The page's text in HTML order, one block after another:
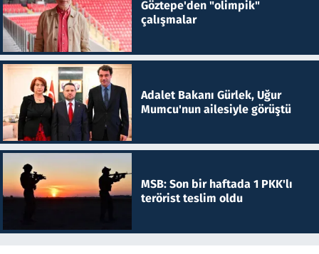
Göztepe'den "olimpik"
çalışmalar
Adalet Bakanı Gürlek, Uğur
Mumcu'nun ailesiyle görüştü
MSB: Son bir haftada 1 PKK'lı
terörist teslim oldu